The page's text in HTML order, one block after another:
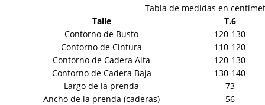
Tabla de medidas en
Talle
T.6
Contorno de Busto
120-130
Contorno de Cintura
110-120
Contorno de Cadera Alta
120-130
Contorno de Cadera Baja
130-140
Largo de la prenda
73
Ancho de la prenda (caderas)
56